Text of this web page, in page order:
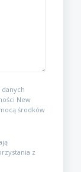
New
środków
z